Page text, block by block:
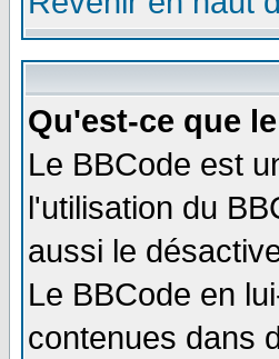
Qu'est-ce que
Le BBCode est
l'utilisation du
aussi le
Le BBCode en
contenues dans